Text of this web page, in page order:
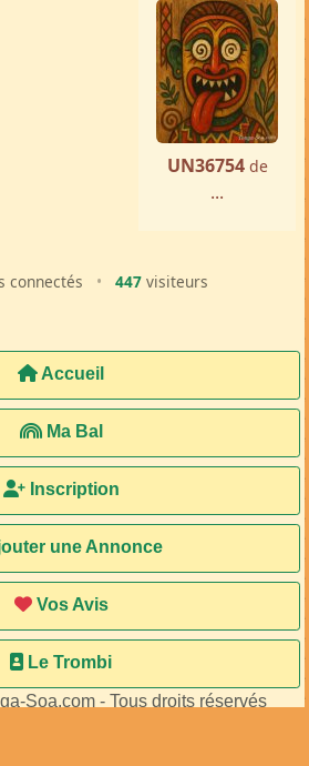
UN36754 de
...
connectés • 447 visiteurs
Accueil
Ma Bal
Inscription
une Annonce
Vos Avis
Le Trombi
Soa.com - Tous droits réservés